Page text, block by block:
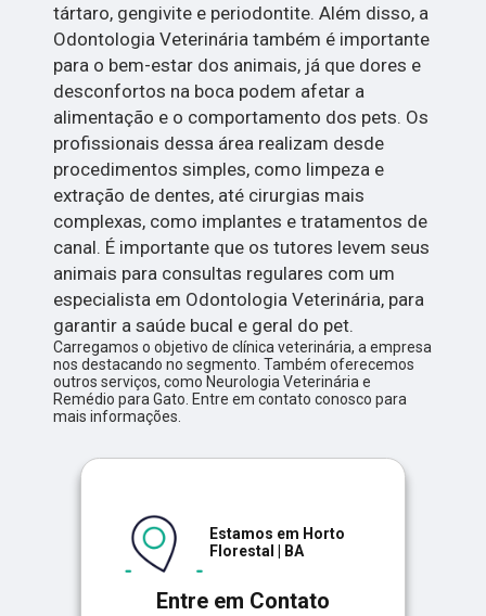
tártaro, gengivite e periodontite. Além disso, a
Odontologia Veterinária também é importante
para o bem-estar dos animais, já que dores e
desconfortos na boca podem afetar a
alimentação e o comportamento dos pets. Os
profissionais dessa área realizam desde
procedimentos simples, como limpeza e
extração de dentes, até cirurgias mais
complexas, como implantes e tratamentos de
canal. É importante que os tutores levem seus
animais para consultas regulares com um
especialista em Odontologia Veterinária, para
garantir a saúde bucal e geral do pet.
Carregamos o objetivo de clínica veterinária, a empresa
nos destacando no segmento. Também oferecemos
outros serviços, como Neurologia Veterinária e
Remédio para Gato. Entre em contato conosco para
mais informações.
Entre em Contato
Estamos em Horto
Florestal | BA